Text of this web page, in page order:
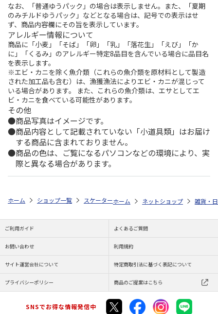
なお、「普通ゆうパック」の場合は表示しません。また、「夏期
のみチルドゆうパック」などとなる場合は、記号での表示はせ
ず、商品内容欄にその旨を表示しています。
アレルギー情報について
商品に「小麦」「そば」「卵」「乳」「落花生」「えび」「か
に」「くるみ」のアレルギー特定8品目を含んでいる場合に品目名
を表示します。
※エビ・カニを除く魚介類（これらの魚介類を原材料として製造
された加工品も含む）は、漁獲漁法によりエビ・カニが混じって
いる場合があります。 また、これらの魚介類は、エサとしてエ
ビ・カニを食べている可能性があります。
その他
商品写真はイメージです。
商品内容として記載されていない「小道具類」はお届け
する商品に含まれておりません。
商品の色は、ご覧になるパソコンなどの環境により、実
際と異なる場合があります。
ホーム ショップ一覧 スケーター コップ袋 PEANUTS Fun Fun
ホーム ネットショップ 雑貨・
ご利用ガイド よくあるご質問
お問い合わせ 利用規約
サイト運営会社について 特定商取引法に基づく表記について
プライバシーポリシー 商品のご提案はこちら
SNSでお得な情報発信中